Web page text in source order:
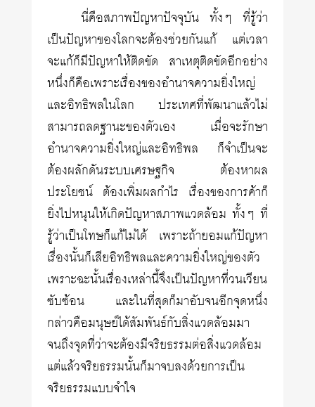
นี่คือสภาพปัญหาปัจจุบัน ทั้งๆ ที่รู้ว่า
เป็นปัญหาของโลกจะต้องช่วยกันแก้ แต่เวลา
จะแก้ก็มีปัญหาให้ติดขัด สาเหตุติดขัดอีกอย่าง
หนึ่งก็คือเพราะเรื่องของอำนาจความยิ่งใหญ่
และอิทธิพลในโลก ประเทศที่พัฒนาแล้วไม่
สามารถลดฐานะของตัวเอง เมื่อจะรักษา
อำนาจความยิ่งใหญ่และอิทธิพล ก็จำเป็นจะ
ต้องผลักดันระบบเศรษฐกิจ ต้องหาผล
ประโยชน์ ต้องเพิ่มผลกำไร เรื่องของการค้าก็
ยิ่งไปหนุนให้เกิดปัญหาสภาพแวดล้อม ทั้งๆ ที่
รู้ว่าเป็นโทษก็แก้ไม่ได้ เพราะถ้ายอมแก้ปัญหา
เรื่องนั้นก็เสียอิทธิพลและความยิ่งใหญ่ของตัว
เพราะฉะนั้นเรื่องเหล่านี้จึงเป็นปัญหาที่วนเวียน
ซับซ้อน และในที่สุดก็มาอับจนอีกจุดหนึ่ง
กล่าวคือมนุษย์ได้สัมพันธ์กับสิ่งแวดล้อมมา
จนถึงจุดที่ว่าจะต้องมีจริยธรรมต่อสิ่งแวดล้อม
แต่แล้วจริยธรรมนั้นก็มาจบลงด้วยการเป็น
จริยธรรมแบบจำใจ